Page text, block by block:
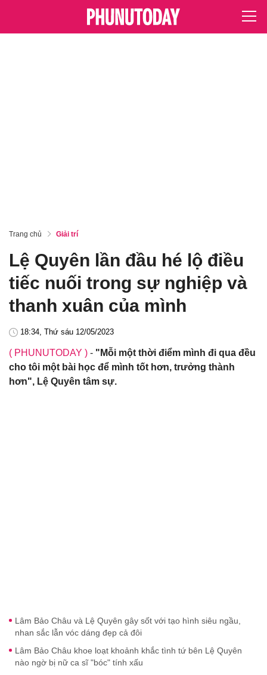
Trang chủ Giải trí
Lệ Quyên lần đầu hé lộ điều
tiếc nuối trong sự nghiệp và
thanh xuân của mình
18:34, Thứ sáu 12/05/2023
( PHUNUTODAY ) - "Mỗi một thời điểm mình đi qua đều
cho tôi một bài học để mình tốt hơn, trưởng thành
hơn", Lệ Quyên tâm sự.
Lâm Bảo Châu và Lệ Quyên gây sốt với tạo hình siêu ngầu,
nhan sắc lẫn vóc dáng đẹp cả đôi
Lâm Bảo Châu khoe loạt khoảnh khắc tình tứ bên Lệ Quyên
nào ngờ bị nữ ca sĩ "bóc" tính xấu